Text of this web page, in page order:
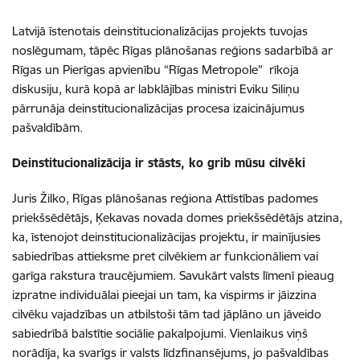
Latvijā īstenotais deinstitucionalizācijas projekts tuvojas
noslēgumam, tāpēc Rīgas plānošanas reģions sadarbībā ar
Rīgas un Pierīgas apvienību “Rīgas Metropole” rīkoja
diskusiju, kurā kopā ar labklājības ministri Eviku Siliņu
pārrunāja deinstitucionalizācijas procesa izaicinājumus
pašvaldībām.
Deinstitucionalizācija ir stāsts, ko grib mūsu cilvēki
Juris Žilko, Rīgas plānošanas reģiona Attīstības padomes
priekšsēdētājs, Ķekavas novada domes priekšsēdētājs atzina,
ka, īstenojotdeinstitucionalizācijas projektu, ir mainījusies
sabiedrības attieksme pret cilvēkiem ar funkcionāliem vai
garīga rakstura traucējumiem. Savukārt valsts līmenī pieaug
izpratne individuālai pieejai un tam, ka vispirms ir jāizzina
cilvēku vajadzības un atbilstoši tām tad jāplāno un jāveido
sabiedrībā balstītie sociālie pakalpojumi. Vienlaikus viņš
norādīja, ka svarīgs ir valsts līdzfinansējums, jo pašvaldības